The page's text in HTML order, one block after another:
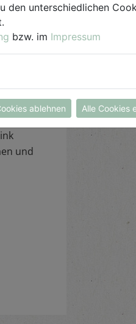
und
und
und
den unterschiedlichen
bzw. im Impressum
ablehnen Alle Cookies